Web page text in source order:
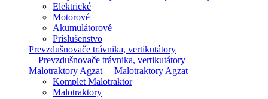
Elektrické
Motorové
Akumulátorové
Príslušenstvo
Prevzdušnovače trávnika, vertikutátory
Malotraktory Agzat
Komplet Malotraktor
Malotraktory